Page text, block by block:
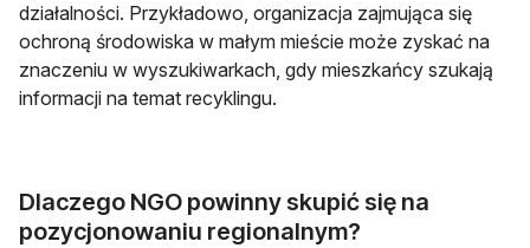
działalności. Przykładowo, organizacja zajmująca się
ochroną środowiska w małym mieście może zyskać na
znaczeniu w wyszukiwarkach, gdy mieszkańcy szukają
informacji na temat recyklingu.
Dlaczego NGO powinny skupić się na
pozycjonowaniu regionalnym?